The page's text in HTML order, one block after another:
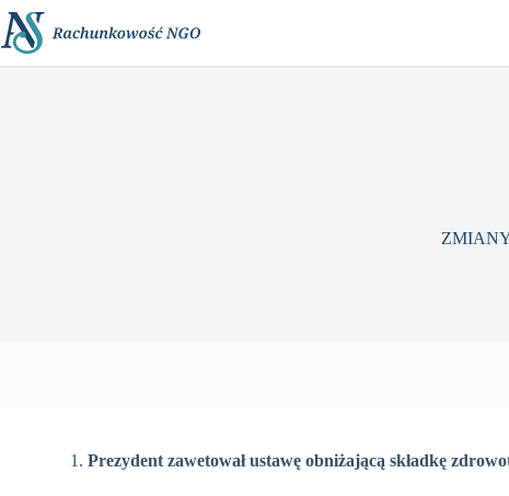
Przejdź
do
treści
Prezydent zawetował ustawę obniżającą składkę